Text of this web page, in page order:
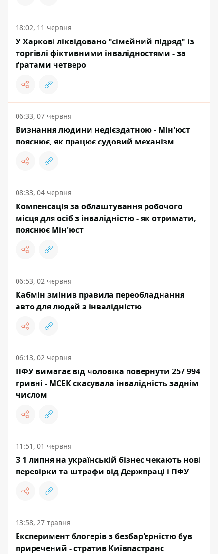
18:02, 11 червня
У Харкові ліквідовано "сімейний підряд" із
торгівлі фіктивними інвалідностями - за
ґратами четверо
06:33, 07 червня
Визнання людини недієздатною - Мін'юст
пояснює, як працює судовий механізм
08:33, 04 червня
Компенсація за облаштування робочого
місця для осіб з інвалідністю - як отримати,
пояснює Мін'юст
06:53, 02 червня
Кабмін змінив правила переобладнання
авто для людей з інвалідністю
06:13, 02 червня
ПФУ вимагає від чоловіка повернути 257 994
гривні - МСЕК скасувала інвалідність заднім
числом
11:51, 01 червня
З 1 липня на українській бізнес чекають нові
перевірки та штрафи від Держпраці і ПФУ
13:58, 27 травня
Експеримент блогерів з безбар'єрністю був
приречений - стратив Київпастранс